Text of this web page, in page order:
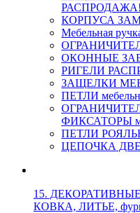
КОРПУСА
Мебельная
ОКОННЫЕ
РИГЕЛИ
ЗАЩЕЛКИ
ПЕТЛИ
ФИКСАТОРЫ
ПЕТЛИ
ЦЕПОЧКА
15.
КОВКА, ЛИТЬЕ,